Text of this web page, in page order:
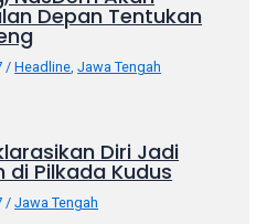
Depan Tentukan
/Headline,Jawa Tengah
Diri Jadi
di Pilkada Kudus
/Jawa Tengah